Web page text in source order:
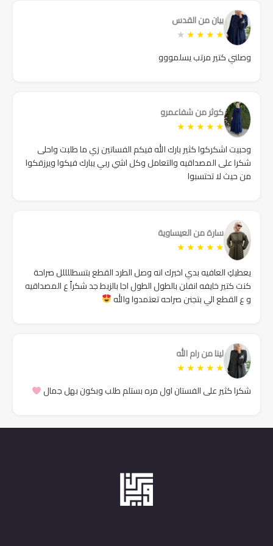
بيان من القدس
★
★
★
★
★
وصلني كتير مرتب يسلمووو
كوثر من شفاعمرو
★
★
★
★
★
وحبيت اشكركوا كثير بارك الله فيكم الفساتين زي ما طلبت واحلى
شكرا على المصداقيه والتعامل وكل اشي ربي يبارك فيكوا ويرزقكوا
من حيث لا تحتسبوا
سارة من العيساوية
★
★
★
★
★
يعطيكِ العافيه بدي اخبرك انه وصل الطرد القطع بتسطللللل صراحة
كنت كتير خايفه انفلن بالطول الطول اجا بالزبط جد شكراً ع المصداقيه
و ع القطع الي بتجنن صراحه تعتمدوا والله
لينا من رام الله
★
★
★
★
★
شكرا كثير على الفستان اول مره بستلم طلب وبكون بهل جمال